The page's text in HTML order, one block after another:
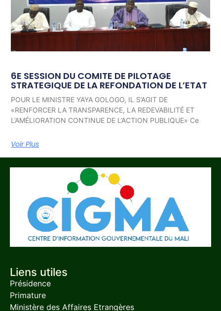
6E SESSION DU COMITE DE PILOTAGE
STRATEGIQUE DE LA REFONDATION DE L’ETAT
POUR LE MINISTRE YAYA GOLOGO, IL S’AGIT DE
«RENFORCER LA TRANSPARENCE, LA REDEVABILITÉ ET
L’AMÉLIORATION CONTINUE DE L’ACTION PUBLIQUE» Ce
Voir Plus
Liens utiles
Présidence
Primature
Ministère des Affaires Etrangères